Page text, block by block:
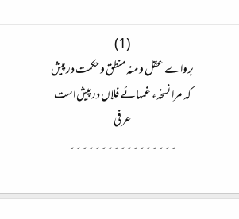
(1)
برواے عقل و منہ منطق و حکمت درپیش
کہ مرا نسخہء غمہائے فلاں درپیش است
عرفی
۔۔۔۔۔۔۔۔۔۔۔۔۔۔۔۔۔